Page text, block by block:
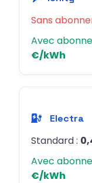
Sans
Avec
€/kWh
Electra
Standard :
Avec
€/kWh